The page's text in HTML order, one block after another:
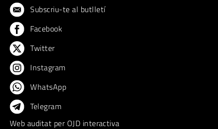
Subscriu-te al butlletí
Facebook
Twitter
Instagram
WhatsApp
Telegram
Web auditat per OJD interactiva